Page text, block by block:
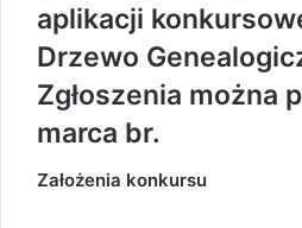
aplikacji
Drzewo
Zgłoszenia można
marca br.
Założenia konkursu